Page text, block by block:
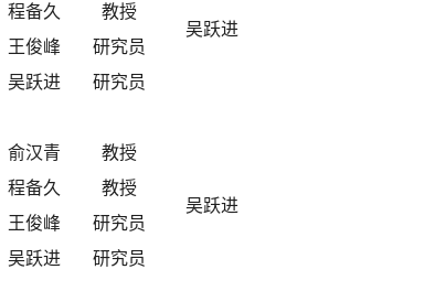
程备久
王俊峰
吴跃进
教授
研究员
研究员
吴跃进
俞汉青
程备久
王俊峰
吴跃进
教授
教授
研究员
研究员
吴跃进